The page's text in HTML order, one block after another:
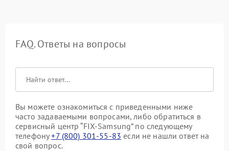
FAQ. Ответы на вопросы
Вы можете ознакомиться с приведенными ниже
часто задаваемыми вопросами, либо обратиться в
сервисный центр “FIX-Samsung” по следующему
телефону+7 (800) 301-55-83 если не нашли ответ на
свой вопрос.